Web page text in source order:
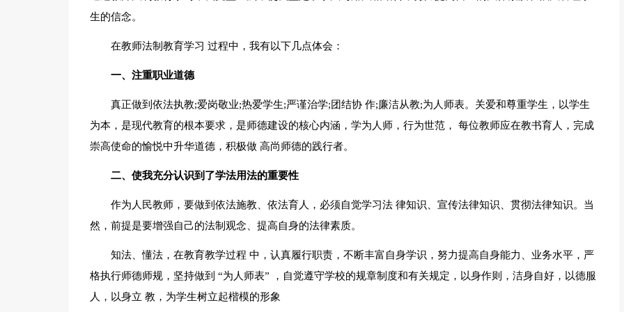
生的信念。
在教师法制教育学习 过程中，我有以下几点体会：
一、注重职业道德
真正做到依法执教;爱岗敬业;热爱学生;严谨治学;团结协 作;廉洁从教;为人师表。关爱和尊重学生，以学生
为本，是现代教育的根本要求，是师德建设的核心内涵，学为人师，行为世范， 每位教师应在教书育人，完成
崇高使命的愉悦中升华道德，积极做 高尚师德的践行者。
二、使我充分认识到了学法用法的重要性
作为人民教师，要做到依法施教、依法育人，必须自觉学习法 律知识、宣传法律知识、贯彻法律知识。当
然，前提是要增强自己的法制观念、提高自身的法律素质。
知法、懂法，在教育教学过程 中，认真履行职责，不断丰富自身学识，努力提高自身能力、业务水平，严
格执行师德师规，坚持做到 “为人师表” ，自觉遵守学校的规章制度和有关规定，以身作则，洁身自好，以德服
人，以身立 教，为学生树立起楷模的形象